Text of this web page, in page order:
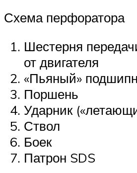
Схема перфоратора
Шестерня
от двигателя
«Пьяный»
Поршень
Ударник
Ствол
Боек
Патрон SDS